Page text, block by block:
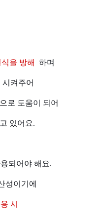
을 방해 하며
시켜주어
로 도움이 되어
있어요.
되어야 해요.
성이기에
시